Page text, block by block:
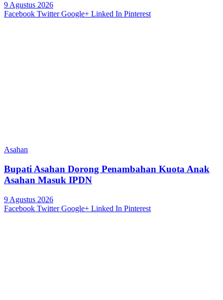
9 Agustus 2026
Facebook Twitter Google+ Linked In Pinterest
Asahan
Bupati Asahan Dorong Penambahan Kuota Anak
Asahan Masuk IPDN
9 Agustus 2026
Facebook Twitter Google+ Linked In Pinterest